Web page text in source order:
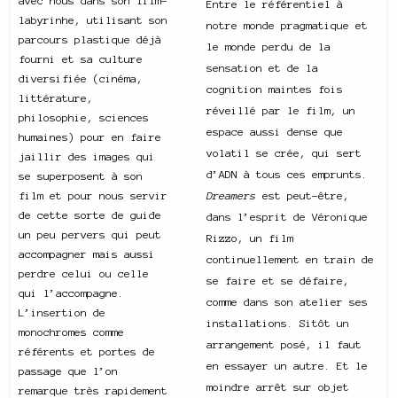
labyrinhe, utilisant son
parcours plastique déjà
fourni et sa culture
diversifiée (cinéma,
littérature,
philosophie, sciences
humaines) pour en faire
jaillir des images qui
se superposent à son
film et pour nous servir
de cette sorte de guide
un peu pervers qui peut
accompagner mais aussi
perdre celui ou celle
qui l’accompagne.
L’insertion de
monochromes comme
référents et portes de
passage que l’on
remarque très rapidement
Entre le référentiel à
notre monde pragmatique et
le monde perdu de la
sensation et de la
cognition maintes fois
réveillé par le film, un
espace aussi dense que
volatil se crée, qui sert
d’ADN à tous ces emprunts.
Dreamers est peut-être,
dans l’esprit de Véronique
Rizzo, un film
continuellement en train de
se faire et se défaire,
comme dans son atelier ses
installations. Sitôt un
arrangement posé, il faut
en essayer un autre. Et le
moindre arrêt sur objet